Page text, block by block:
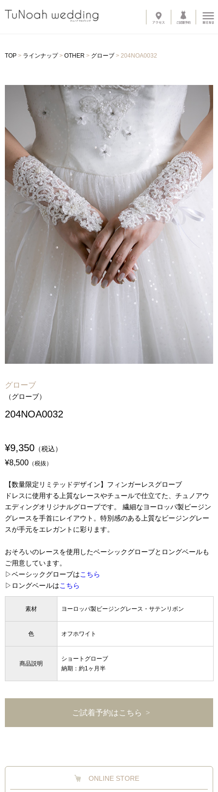
- ウェディングドレス - カラードレス
タキシード - インナーブラウス
オプショントレーン - ベール
グローブ - その他アイテム
About
サロン紹介 ドレスへのこだわり
System
購入の流れ - カラーオーダー・デザイン変更
ご自宅試着 - よくある質問
Voice
フォトギャラリー -
先輩カップルレポート
Contact
TOP > ラインナップ> OTHER > グローブ > 204NOA0032
グローブ
（グローブ）
204NOA0032
¥9,350 （税込）
¥8,500 （税抜）
【数量限定リミテッドデザイン】フィンガーレスグローブ
ドレスに使用する上質なレースやチュールで仕立てた、チュノアウ
エディングオリジナルグローブです。 繊細なヨーロッパ製ビージン
グレースを手首にレイアウト。特別感のある上質なビージングレー
スが手元をエレガントに彩ります。
おそろいのレースを使用したベーシックグローブとロングベールも
ご用意しています。
▷ベーシックグローブはこちら
▷ロングベールはこちら
素材 ヨーロッパ製ビージングレース・サテンリボン
色 オフホワイト
商品説明
ショートグローブ
納期：約1ヶ月半
ご試着予約はこちら
ONLINE STORE